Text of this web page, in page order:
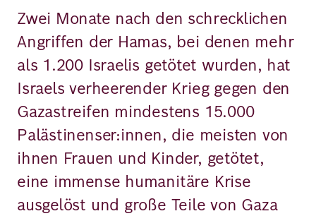
Deutsch Englisch
Zwei Monate nach den schrecklichen
Angriffen der Hamas, bei denen mehr
als 1.200 Israelis getötet wurden, hat
Israels verheerender Krieg gegen den
Gazastreifen mindestens 15.000
Palästinenser:innen, die meisten von
ihnen Frauen und Kinder, getötet,
eine immense humanitäre Krise
ausgelöst und große Teile von Gaza